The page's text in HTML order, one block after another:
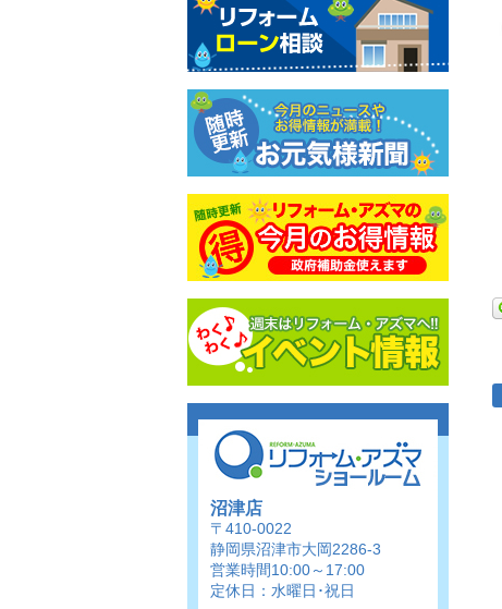
沼津店
〒410-0022
静岡県沼津市大岡2286-3
営業時間10:00～17:00
定休日：水曜日･祝日